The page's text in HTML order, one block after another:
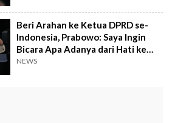
Beri Arahan ke Ketua DPRD se-
Indonesia, Prabowo: Saya Ingin
Bicara Apa Adanya dari Hati ke
Hati
NEWS